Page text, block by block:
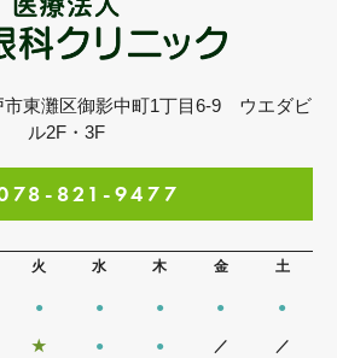
東灘区御影中町1丁目6-9
ウエダビ
ル2F・3F
821-9477
火 水 木 金 土
● ● ● ● ●
★ ● ● ／ ／